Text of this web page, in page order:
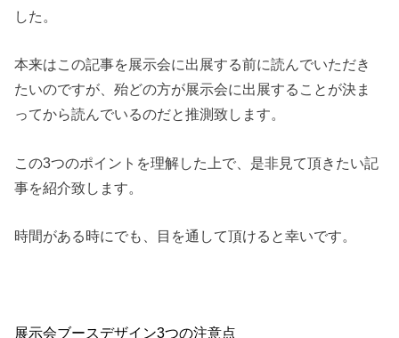
した。
本来はこの記事を展示会に出展する前に読んでいただき
たいのですが、殆どの方が展示会に出展することが決ま
ってから読んでいるのだと推測致します。
この3つのポイントを理解した上で、是非見て頂きたい記
事を紹介致します。
時間がある時にでも、目を通して頂けると幸いです。
展示会ブースデザイン3つの注意点